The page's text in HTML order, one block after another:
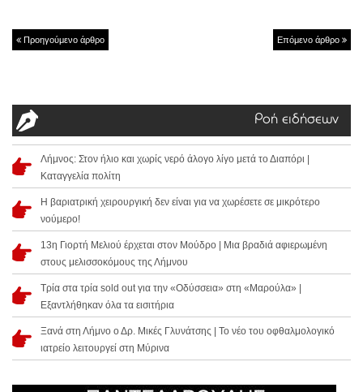
Προηγούμενο άρθρο Επόμενο άρθρο
Ροή ειδήσεων
Λήμνος: Στον ήλιο και χωρίς νερό άλογο λίγο μετά το Διαπόρι |
Καταγγελία πολίτη
Η βαριατρική χειρουργική δεν είναι για να χωρέσετε σε μικρότερο
νούμερο!
13η Γιορτή Μελιού έρχεται στον Μούδρο | Μια βραδιά αφιερωμένη
στους μελισσοκόμους της Λήμνου
Τρία στα τρία sold out για την «Οδύσσεια» στη «Μαρούλα» |
Εξαντλήθηκαν όλα τα εισιτήρια
Ξανά στη Λήμνο ο Δρ. Μικές Γλυνάτσης | Το νέο του οφθαλμολογικό
ιατρείο λειτουργεί στη Μύρινα